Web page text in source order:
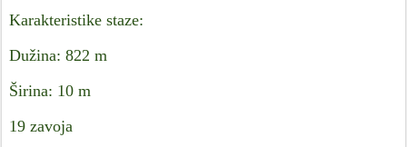
Karakteristike staze:
Dužina: 822 m
Širina: 10 m
19 zavoja